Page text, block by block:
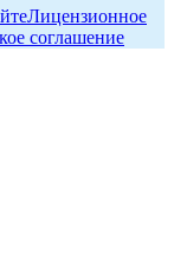
Лицензионное
соглашение